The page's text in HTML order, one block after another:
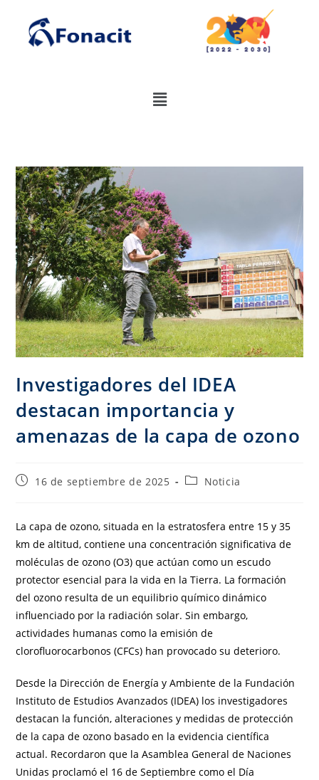
Investigadores del IDEA
destacan importancia y
amenazas de la capa de ozono
16 de septiembre de 2025 Noticia
La capa de ozono, situada en la estratosfera entre 15 y 35
km de altitud, contiene una concentración significativa de
moléculas de ozono (O3) que actúan como un escudo
protector esencial para la vida en la Tierra. La formación
del ozono resulta de un equilibrio químico dinámico
influenciado por la radiación solar. Sin embargo,
actividades humanas como la emisión de
clorofluorocarbonos (CFCs) han provocado su deterioro.
Desde la Dirección de Energía y Ambiente de la Fundación
Instituto de Estudios Avanzados (IDEA) los investigadores
destacan la función, alteraciones y medidas de protección
de la capa de ozono basado en la evidencia científica
actual. Recordaron que la Asamblea General de Naciones
Unidas proclamó el 16 de Septiembre como el Día